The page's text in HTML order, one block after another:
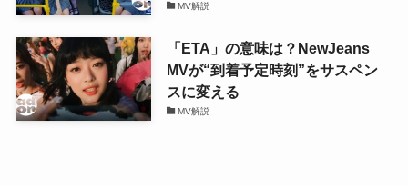
MV解説
「ETA」の意味は？NewJeans
MVが“到着予定時刻”をサスペン
スに変える
MV解説